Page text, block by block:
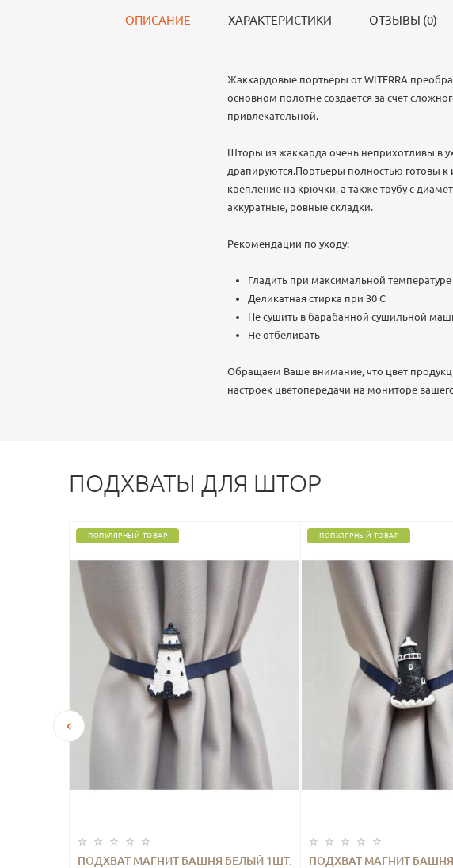
ОПИСАНИЕ ХАРАКТЕРИСТИКИ ОТЗЫВЫ (0)
Жаккардовые портьеры от WITERRA
основном полотне создается за счет
привлекательной.
Шторы из жаккарда очень неприхотливы в
драпируются.Портьеры полностью готовы
крепление на крючки, а также трубу с
аккуратные, ровные складки.
Рекомендации по уходу:
Гладить при максимальной температуре
Деликатная стирка при 30 С
Не сушить в барабанной сушильной
Не отбеливать
Обращаем Ваше внимание, что цвет
настроек цветопередачи на мониторе
ПОДХВАТЫ ДЛЯ ШТОР
ПОПУЛЯРНЫЙ ТОВАР
ПОДХВАТ-МАГНИТ БАШНЯ БЕЛЫЙ 1ШТ.
ПОПУЛЯРНЫЙ ТОВАР
ПОДХВАТ-МАГНИТ